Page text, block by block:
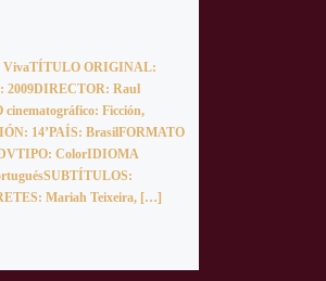
VivaTÍTULO ORIGINAL:
2009DIRECTOR: Raul
cinematográfico: Ficción,
14’PAÍS: BrasilFORMATO
ColorIDIOMA
Mariah Teixeira, […]